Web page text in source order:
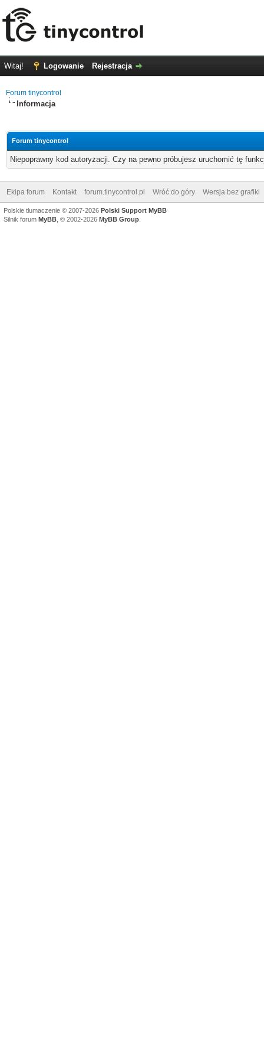
Witaj! Logowanie Rejestracja
Forum tinycontrol
Informacja
Forum tinycontrol
Niepoprawny kod autoryzacji. Czy na pewno próbujesz uruchomić tę
Ekipa forum Kontakt forum.tinycontrol.pl Wróć do góry Wersja bez grafiki
Polskie tłumaczenie © 2007-2026 Polski Support MyBB
Silnik forum MyBB , © 2002-2026 MyBB Group